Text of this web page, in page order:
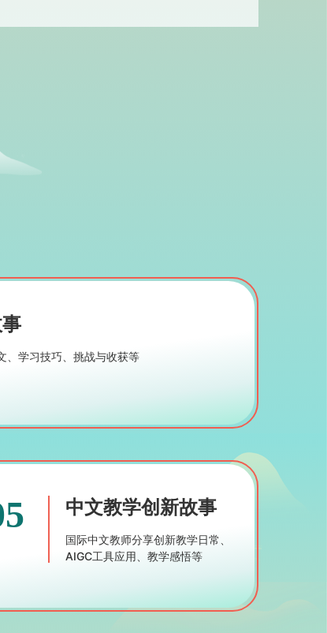
、学习技巧、挑战与收获等
中文教学创新故事
国际中文教师分享创新教学日常、
AIGC工具应用、教学感悟等